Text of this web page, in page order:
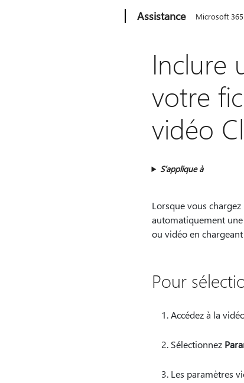
Assistance Microsoft 365
Inclure
votre
vidéo
S’applique à
Lorsque vous
automatiquement
ou vidéo en
Pour
Accédez à la
Sélectionnez
Les paramètres